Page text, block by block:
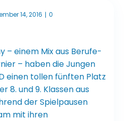
14, 2016 | 0
– einem Mix aus Berufe-
– haben die Jungen
einen tollen fünften Platz
8. und 9. Klassen aus
der Spielpausen
mit ihren